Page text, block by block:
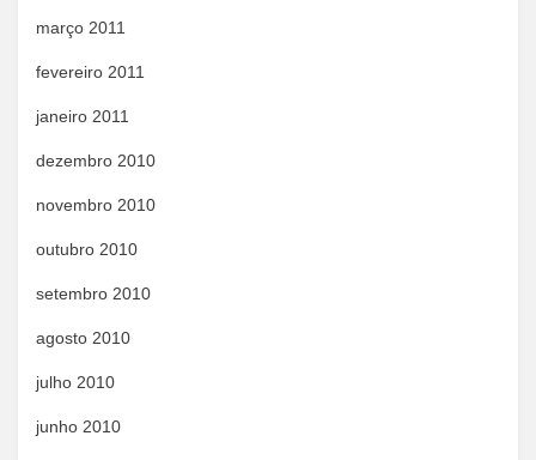
março 2011
fevereiro 2011
janeiro 2011
dezembro 2010
novembro 2010
outubro 2010
setembro 2010
agosto 2010
julho 2010
junho 2010